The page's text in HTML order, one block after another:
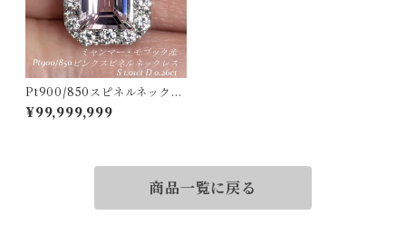
Pt900/850スピネルネックレ
ス ミャンマー・モゴック産 ス
ピネル 1.01ct ダイヤモンド 0.
¥99,999,999
商品一覧に戻る